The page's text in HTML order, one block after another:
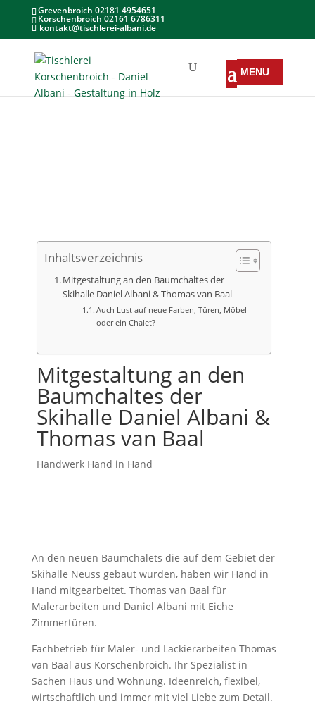
Grevenbroich 02181 4954651
Korschenbroich 02161 6786311
kontakt@tischlerei-albani.de
Inhaltsverzeichnis
Mitgestaltung an den Baumchaltes der
Skihalle Daniel Albani & Thomas van Baal
Auch Lust auf neue Farben, Türen, Möbel
oder ein Chalet?
Mitgestaltung an den
Baumchaltes der
Skihalle Daniel Albani &
Thomas van Baal
Handwerk Hand in Hand
An den neuen Baumchalets die auf dem Gebiet der
Skihalle Neuss gebaut wurden, haben wir Hand in
Hand mitgearbeitet. Thomas van Baal für
Malerarbeiten und Daniel Albani mit Eiche
Zimmertüren.
Fachbetrieb für Maler- und Lackierarbeiten Thomas
van Baal aus Korschenbroich. Ihr Spezialist in
Sachen Haus und Wohnung. Ideenreich, flexibel,
wirtschaftlich und immer mit viel Liebe zum Detail.